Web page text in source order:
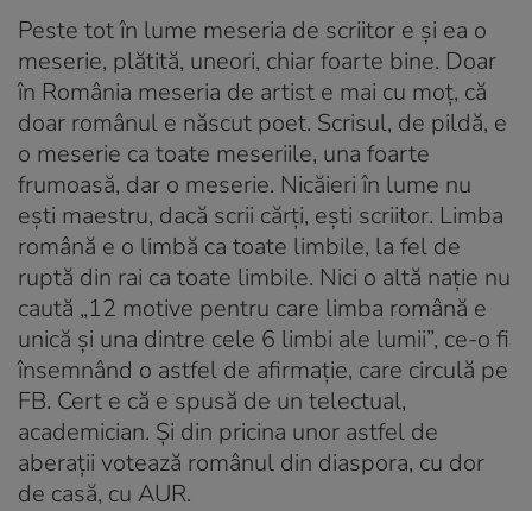
Peste tot în lume meseria de scriitor e și ea o
meserie, plătită, uneori, chiar foarte bine. Doar
în România meseria de artist e mai cu moț, că
doar românul e născut poet. Scrisul, de pildă, e
o meserie ca toate meseriile, una foarte
frumoasă, dar o meserie. Nicăieri în lume nu
ești maestru, dacă scrii cărți, ești scriitor. Limba
română e o limbă ca toate limbile, la fel de
ruptă din rai ca toate limbile. Nici o altă nație nu
caută „12 motive pentru care limba română e
unică și una dintre cele 6 limbi ale lumii”, ce-o fi
însemnând o astfel de afirmație, care circulă pe
FB. Cert e că e spusă de un telectual,
academician. Și din pricina unor astfel de
aberații votează românul din diaspora, cu dor
de casă, cu AUR.